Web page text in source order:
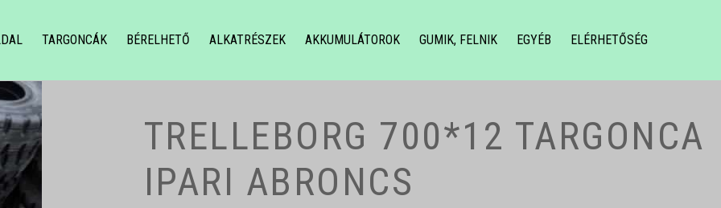
TARGONCÁK BÉRELHETŐ ALKATRÉSZEK AKKUMULÁTOROK GUMIK, FELNIK EGYÉB ELÉRHETŐSÉG
TRELLEBORG 700*12 TARGONCA
IPARI ABRONCS